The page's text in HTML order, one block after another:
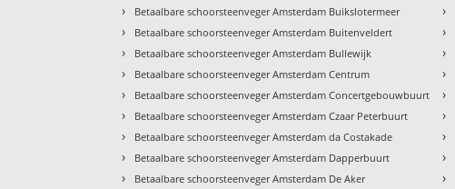
› Betaalbare schoorsteenveger Amsterdam Buikslotermeer
› Betaalbare schoorsteenveger Amsterdam Buitenveldert
› Betaalbare schoorsteenveger Amsterdam Bullewijk
› Betaalbare schoorsteenveger Amsterdam Centrum
› Betaalbare schoorsteenveger Amsterdam Concertgebouwbuurt
› Betaalbare schoorsteenveger Amsterdam Czaar Peterbuurt
› Betaalbare schoorsteenveger Amsterdam da Costakade
› Betaalbare schoorsteenveger Amsterdam Dapperbuurt
› Betaalbare schoorsteenveger Amsterdam De Aker
›
›
›
›
›
›
›
›
›